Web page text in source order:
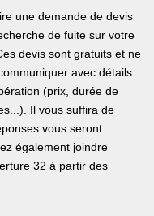
une demande de devis
de fuite sur votre
devis sont gratuits et ne
avec détails
(prix, durée de
Il vous suffira de
vous seront
également joindre
32 à partir des